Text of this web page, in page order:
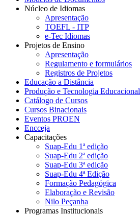
Núcleo de Idiomas
Apresentação
TOEFL - ITP
e-Tec Idiomas
Projetos de Ensino
Apresentação
Regulamento e formulários
Registros de Projetos
Educação a Distância
Produção e Tecnologia Educacional
Catálogo de Cursos
Cursos Binacionais
Eventos PROEN
Encceja
Capacitações
Suap-Edu 1ª edição
Suap-Edu 2ª edição
Suap-Edu 3ª edição
Suap-Edu 4ª Edição
Formação Pedagógica
Elaboração e Revisão
Nilo Peçanha
Programas Institucionais